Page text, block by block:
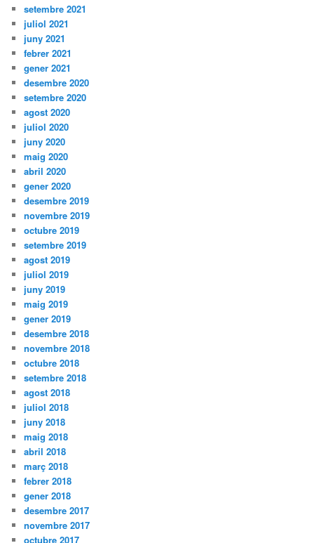
setembre 2021
juliol 2021
juny 2021
febrer 2021
gener 2021
desembre 2020
setembre 2020
agost 2020
juliol 2020
juny 2020
maig 2020
abril 2020
gener 2020
desembre 2019
novembre 2019
octubre 2019
setembre 2019
agost 2019
juliol 2019
juny 2019
maig 2019
gener 2019
desembre 2018
novembre 2018
octubre 2018
setembre 2018
agost 2018
juliol 2018
juny 2018
maig 2018
abril 2018
març 2018
febrer 2018
gener 2018
desembre 2017
novembre 2017
octubre 2017